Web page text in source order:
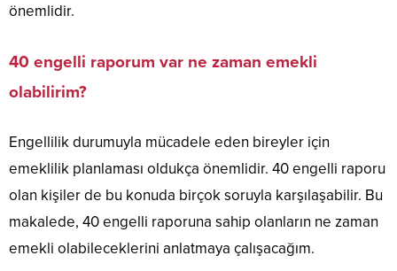
önemlidir.
40 engelli raporum var ne zaman emekli
olabilirim?
Engellilik durumuyla mücadele eden bireyler için
emeklilik planlaması oldukça önemlidir. 40 engelli raporu
olan kişiler de bu konuda birçok soruyla karşılaşabilir. Bu
makalede, 40 engelli raporuna sahip olanların ne zaman
emekli olabileceklerini anlatmaya çalışacağım.